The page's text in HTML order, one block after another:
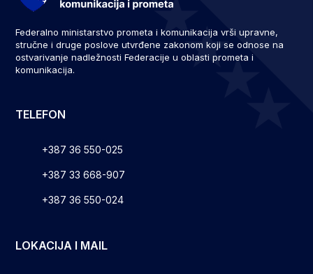
Federalno ministarstvo prometa i komunikacija vrši upravne,
stručne i druge poslove utvrđene zakonom koji se odnose na
ostvarivanje nadležnosti Federacije u oblasti prometa i
komunikacija.
TELEFON
+387 36 550-025
+387 33 668-907
+387 36 550-024
LOKACIJA I MAIL